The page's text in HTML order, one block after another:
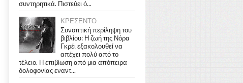
συντηρητικά. Πιστεύει ό...
ΚΡΕΣΕΝΤΟ
Συνοπτική περίληψη του
βιβλίου: Η ζωή της Νόρα
Γκρέι εξακολουθεί να
απέχει πολύ από το
τέλειο. Η επιβίωση από μια απόπειρα
δολοφονίας εναντ...